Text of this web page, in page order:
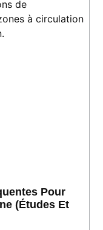
Pour
(études Et